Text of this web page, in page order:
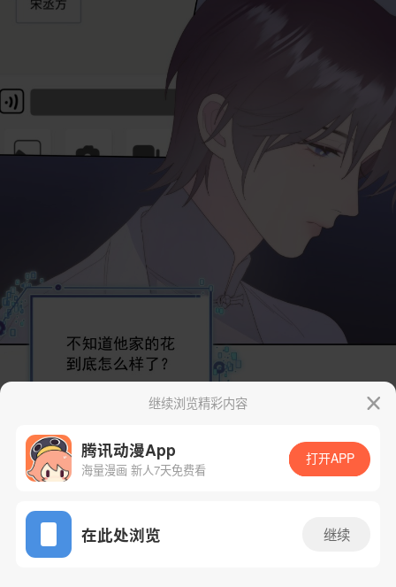
App免费看
继续浏览精彩内容
腾讯动漫App
海量漫画 新人7天免费看
打开APP
在此处浏览 继续